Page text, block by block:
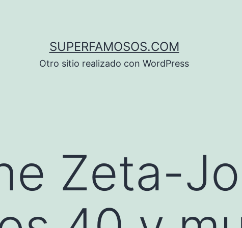
SUPERFAMOSOS.COM
Otro sitio realizado con WordPress
Zeta-